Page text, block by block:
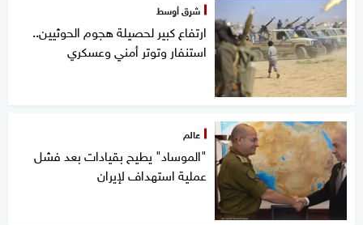
شرق أوسط
ارتفاع كبير لحصيلة هجوم الحوثيين..
استنفار وتوتر أمني وعسكري
عالم
"الموساد" يطيح بقيادات بعد فشل
عملية استهداف لإيران